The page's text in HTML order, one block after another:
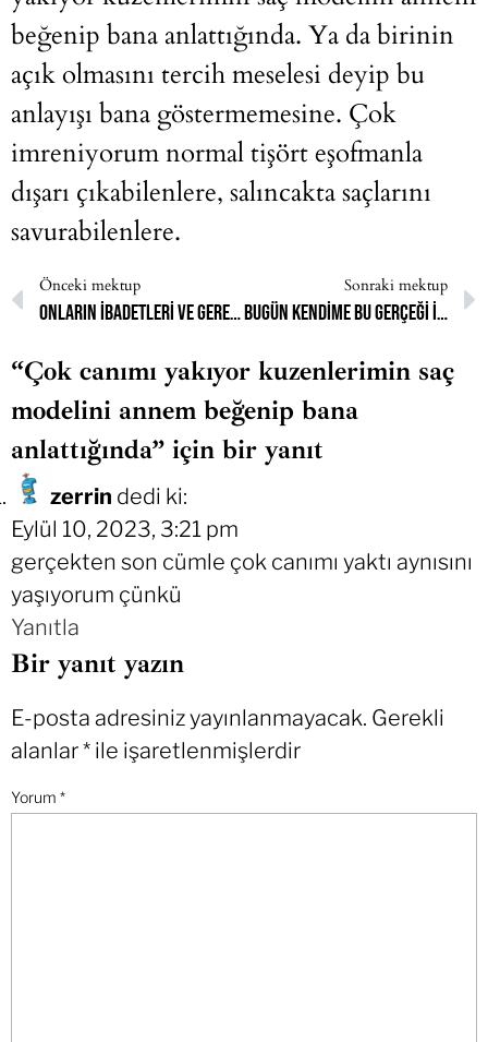
beğenip bana anlattığında. Ya da birinin
açık olmasını tercih meselesi deyip bu
anlayışı bana göstermemesine. Çok
imreniyorum normal tişört eşofmanla
dışarı çıkabilenlere, salıncakta saçlarını
savurabilenlere.
Önceki mektup
Onların ibadetleri ve gereklilikleri benim cehennemim oldu
Sonraki mektup
Bugün kendime bu gerçeği itiraf etme cesaretini gösterdim
“Çok canımı yakıyor kuzenlerimin saç
modelini annem beğenip bana
anlattığında” için bir yanıt
zerrin dedi ki:
Eylül 10, 2023, 3:21 pm
gerçekten son cümle çok canımı yaktı aynısını
yaşıyorum çünkü
Yanıtla
Bir yanıt yazın
E-posta adresiniz yayınlanmayacak. Gerekli
alanlar* ile işaretlenmişlerdir
Yorum *